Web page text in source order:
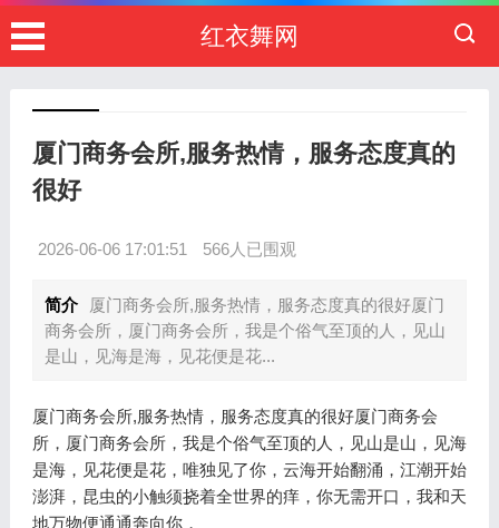
红衣舞网
厦门商务会所,服务热情，服务态度真的
很好
2026-06-06 17:01:51 566人已围观
简介
厦门商务会所,服务热情，服务态度真的很好厦门
商务会所，厦门商务会所，我是个俗气至顶的人，见山
是山，见海是海，见花便是花...
厦门商务会所,服务热情，服务态度真的很好厦门商务会
所，厦门商务会所，我是个俗气至顶的人，见山是山，见海
是海，见花便是花，唯独见了你，云海开始翻涌，江潮开始
澎湃，昆虫的小触须挠着全世界的痒，你无需开口，我和天
地万物便通通奔向你，